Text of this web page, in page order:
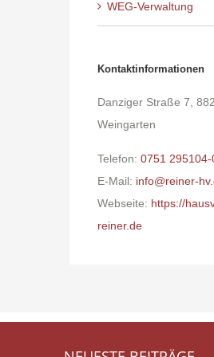
WEG-Verwaltung
Kontaktinformationen
Danziger Straße 7,
Weingarten
Telefon:0751 295104-
E-Mail: info@reiner-
Webseite: https://
reiner.de